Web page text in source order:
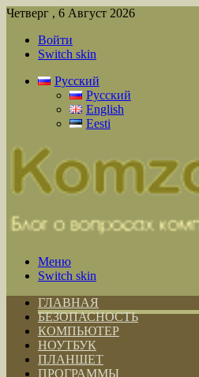
Четверг , 6 Август 2026
Войти
Switch skin
Русский
Русский
English
Eesti
Меню
Switch skin
ГЛАВНАЯ
БЕЗОПАСНОСТЬ
КОМПЬЮТЕР
НОУТБУК
ПЛАНШЕТ
ПРОГРАММЫ